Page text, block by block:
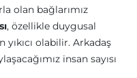
olan bağlarımız
, özellikle duygusal
yıkıcı olabilir. Arkadaş
insan sayısı